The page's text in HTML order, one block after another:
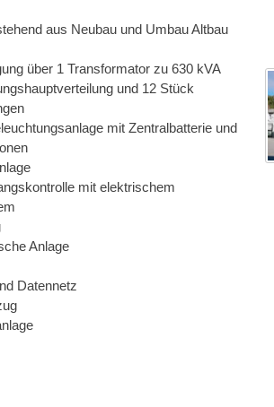
aus Neubau und Umbau Altbau
über 1 Transformator zu 630 kVA
und 12 Stück
mit Zentralbatterie und
mit elektrischem
Anlage
Datennetz